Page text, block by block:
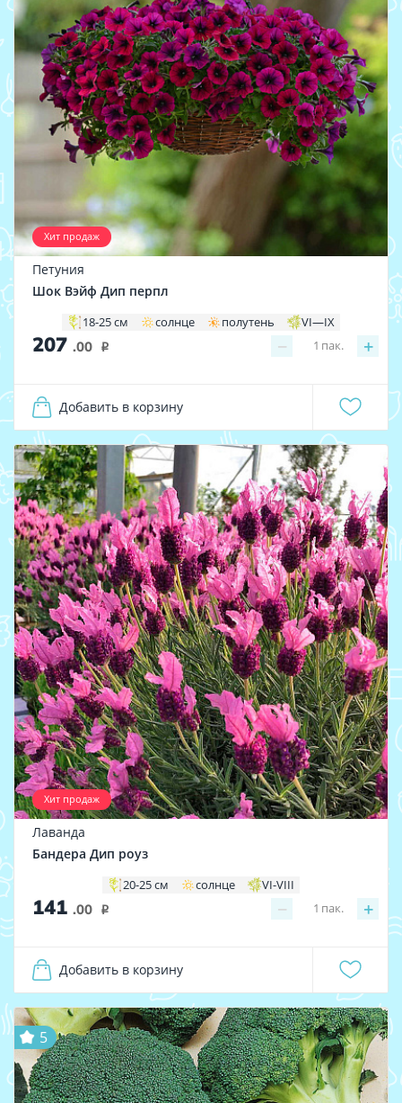
Хит продаж
Петуния
Шок Вэйф Дип перпл
18-25 см солнце полутень VI—IX
207 .00 i − +
1 пак.
Добавить в корзину
Хит продаж
Лаванда
Бандера Дип роуз
20-25 см солнце VI-VIII
141 .00 i − +
1 пак.
Добавить в корзину
5